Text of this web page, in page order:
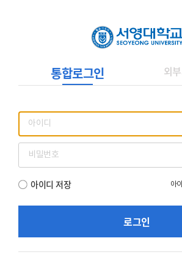
통합로그인 외
아이디 저장 아
로그인